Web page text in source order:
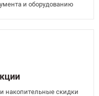
и оборудованию
накопительные скидки